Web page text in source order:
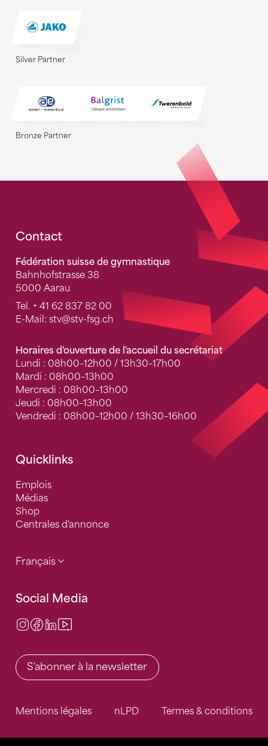
Silver Partner
Bronze Partner
Fusszeile
Contact
Fédération suisse de gymnastique
Bahnhofstrasse 38
5000 Aarau
Tel. + 41 62 837 82 00
E-Mail: stv@stv-fsg.ch
Horaires d'ouverture de l'accueil du secrétariat
Lundi : 08h00–12h00 / 13h30–17h00
Mardi : 08h00–13h00
Mercredi : 08h00–13h00
Jeudi : 08h00–13h00
Vendredi : 08h00–12h00 / 13h30–16h00
Quicklinks
Emplois
Médias
Shop
Centrales d'annonce
Français
Social Media
Instagram
Facebook
LinkedIn
S'abonner à la newsletter
Mentions légales nLPD Termes & conditions